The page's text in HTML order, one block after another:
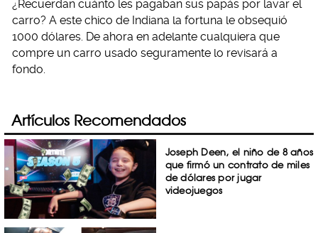
¿Recuerdan cuánto les pagaban sus papás por lavar el
carro? A este chico de Indiana la fortuna le obsequió
1000 dólares. De ahora en adelante cualquiera que
compre un carro usado seguramente lo revisará a
fondo.
Artículos Recomendados
Joseph Deen, el niño de 8 años
que firmó un contrato de miles
de dólares por jugar
videojuegos